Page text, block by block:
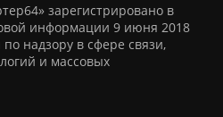
зарегистрировано в
информации 9 июня 2018
надзору в сфере связи,
и массовых